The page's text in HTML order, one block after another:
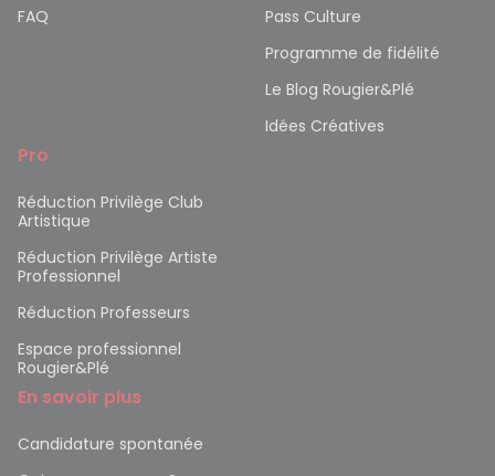
FAQ
Pass Culture
Programme de fidélité
Le Blog Rougier&Plé
Idées Créatives
Pro
Réduction Privilège Club
Artistique
Réduction Privilège Artiste
Professionnel
Réduction Professeurs
Espace professionnel
Rougier&Plé
En savoir plus
Candidature spontanée